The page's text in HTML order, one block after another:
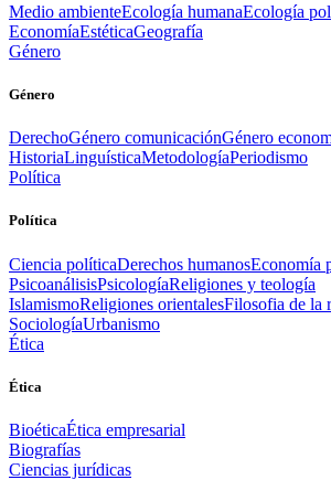
Medio ambienteEcología humanaEcología
EconomíaEstéticaGeografía
Género
Género
DerechoGénero comunicaciónGénero
HistoriaLinguísticaMetodologíaPeriodismo
Política
Política
Ciencia políticaDerechos humanosEconomía
PsicoanálisisPsicologíaReligiones y teología
IslamismoReligiones orientalesFilosofia de la
SociologíaUrbanismo
Ética
Ética
BioéticaÉtica empresarial
Biografías
Ciencias jurídicas